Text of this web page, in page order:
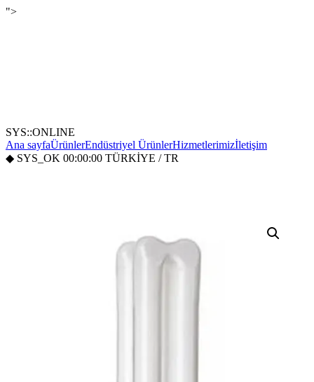
">
SYS::ONLINE
Ana sayfaÜrünlerEndüstriyel ÜrünlerHizmetlerimizİletişim
◆ SYS_OK 00:00:00 TÜRKİYE / TR